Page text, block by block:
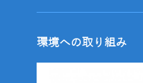
環境への取り組み